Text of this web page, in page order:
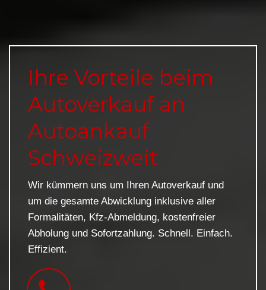
Ihre Vorteile beim
Autoverkauf an
Autoankauf
Schweizweit
Wir kümmern uns um Ihren Autoverkauf und
um die gesamte Abwicklung inklusive aller
Formalitäten, Kfz-Abmeldung, kostenfreier
Abholung und Sofortzahlung. Schnell. Einfach.
Effizient.